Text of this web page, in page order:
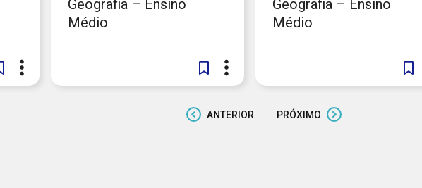
Geografia – Ensino
Médio
Geografia – Ensino
Médio
ANTERIOR PRÓXIMO